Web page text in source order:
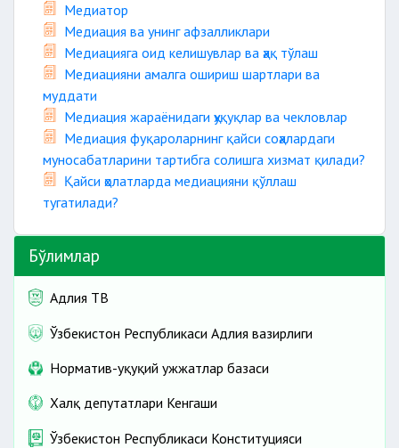
Медиатор
Медиация ва унинг афзалликлари
Медиацияга оид келишувлар ва ҳақ тўлаш
Медиацияни амалга ошириш шартлари ва
муддати
Медиация жараёнидаги ҳуқуқлар ва чекловлар
Медиация фуқароларнинг қайси соҳалардаги
муносабатларини тартибга солишга хизмат қилади?
Қайси ҳолатларда медиацияни қўллаш
тугатилади?
Бўлимлар
Адлия ТВ
Ўзбекистон Республикаси Адлия вазирлиги
Норматив-ҳуқуқий ҳужжатлар базаси
Халқ депутатлари Кенгаши
Ўзбекистон Республикаси Конституцияси